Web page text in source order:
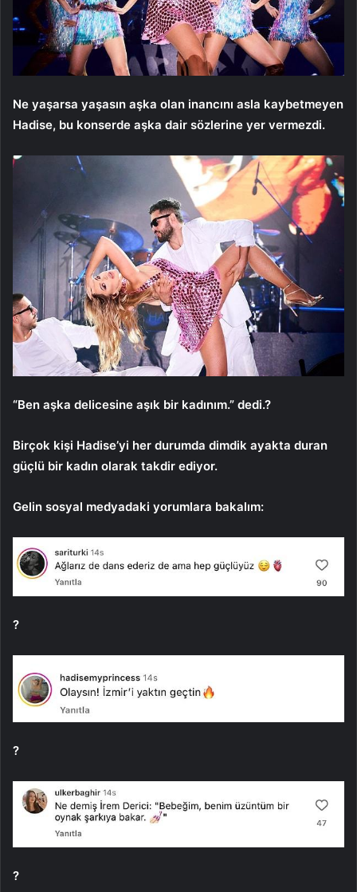
Ne yaşarsa yaşasın aşka olan inancını asla kaybetmeyen
Hadise, bu konserde aşka dair sözlerine yer vermezdi.
“Ben aşka delicesine aşık bir kadınım.” dedi.?
Birçok kişi Hadise’yi her durumda dimdik ayakta duran
güçlü bir kadın olarak takdir ediyor.
Gelin sosyal medyadaki yorumlara bakalım:
?
?
?